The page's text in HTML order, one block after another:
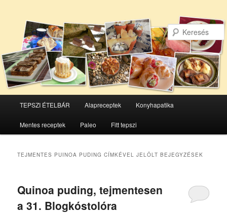
Tovább
az
Tovább
a
TEPSZI ÉTELBÁR Alapreceptek Konyhapatika
Mentes receptek Paleo Fitt tepszi
TEJMENTES PUINOA PUDING CÍMKÉVEL JELÖLT BEJEGYZÉSEK
Quinoa puding, tejmentesen
a 31. Blogkóstolóra